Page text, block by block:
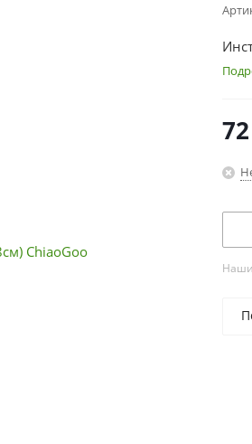
72
Наши